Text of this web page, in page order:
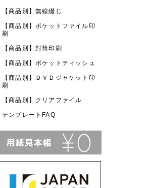
【商品別】無線綴じ
【商品別】ポケットファイル印
刷
【商品別】封筒印刷
【商品別】ポケットティッシュ
【商品別】ＤＶＤジャケット印
刷
【商品別】クリアファイル
テンプレートFAQ